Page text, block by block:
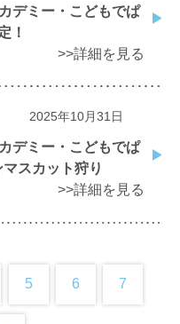
デミー・こどもでぱ
！
>>詳細を見る
2025年10月31日
デミー・こどもでぱ
スカット狩り
>>詳細を見る
5 6 7